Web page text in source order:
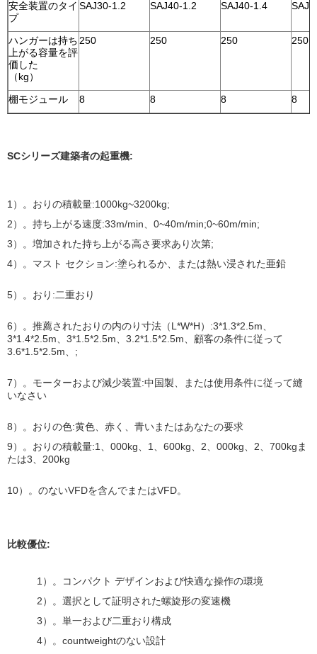
安全装置のタイ
プ
SAJ30-1.2 SAJ40-1.2 SAJ40-1.4
ハンガーは持ち
上がる容量を評
価した
（kg）
250 250 250 250
棚モジュール 8 8 8 8
SCシリーズ建築者の起重機:
1）。おりの積載量:1000kg~3200kg;
2）。持ち上がる速度:33m/min、0~40m/min;0~60m/min;
3）。増加された持ち上がる高さ要求あり次第;
4）。マスト セクション:塗られるか、または熱い浸された亜鉛
5）。おり:二重おり
6）。推薦されたおりの内のり寸法（L*W*H）:3*1.3*2.5m、
3*1.4*2.5m、3*1.5*2.5m、3.2*1.5*2.5m、顧客の条件に従って
3.6*1.5*2.5m、;
7）。モーターおよび減少装置:中国製、または使用条件に従って縫
いなさい
8）。おりの色:黄色、赤く、青いまたはあなたの要求
9）。おりの積載量:1、000kg、1、600kg、2、000kg、2、700kgま
たは3、200kg
10）。のないVFDを含んでまたはVFD。
比較優位:
1）。コンパクト デザインおよび快適な操作の環境
2）。選択として証明された螺旋形の変速機
3）。単一および二重おり構成
4）。countweightのない設計